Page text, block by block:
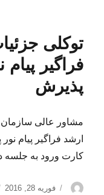
توکلی
فراگیر
پذیرش
مشاور عالی
کارت ورود به جلسه در روزهای ۱۰
نویسنده
ارسال
فوریه 28, 2016